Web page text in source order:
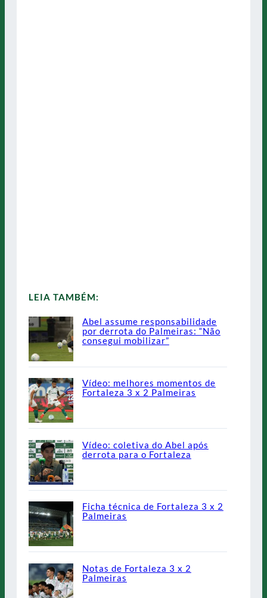
LEIA TAMBÉM:
Abel assume responsabilidade
por derrota do Palmeiras: “Não
consegui mobilizar”
Vídeo: melhores momentos de
Fortaleza 3 x 2 Palmeiras
Vídeo: coletiva do Abel após
derrota para o Fortaleza
Ficha técnica de Fortaleza 3 x 2
Palmeiras
Notas de Fortaleza 3 x 2
Palmeiras